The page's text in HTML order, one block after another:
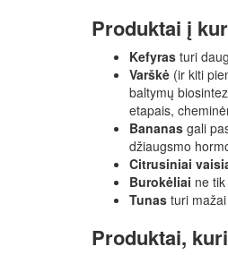
Produktai į
Kefyras turi
Varškė (ir kiti
baltymų
etapais,
Bananas gali
džiaugsmo
Citrusiniai
Burokėliai ne
Tunas turi
Produktai,